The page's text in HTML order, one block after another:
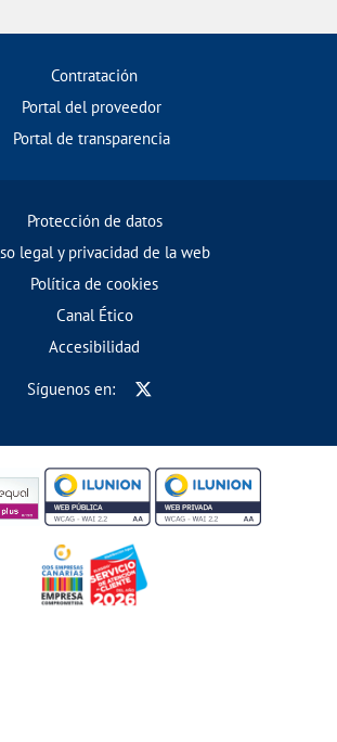
Contratación
Portal del proveedor
Portal de transparencia
Protección de datos
legal y privacidad de la web
Política de cookies
Canal Ético
Accesibilidad
Síguenos en: